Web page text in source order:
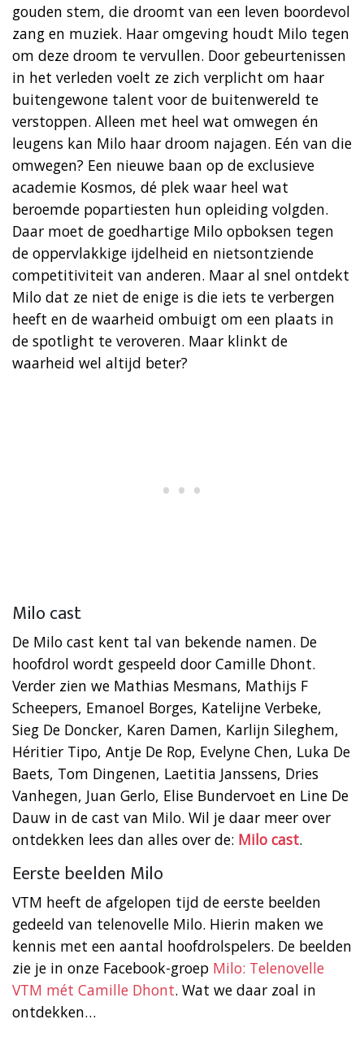
gouden stem, die droomt van een leven boordevol
zang en muziek. Haar omgeving houdt Milo tegen
om deze droom te vervullen. Door gebeurtenissen
in het verleden voelt ze zich verplicht om haar
buitengewone talent voor de buitenwereld te
verstoppen. Alleen met heel wat omwegen én
leugens kan Milo haar droom najagen. Eén van die
omwegen? Een nieuwe baan op de exclusieve
academie Kosmos, dé plek waar heel wat
beroemde popartiesten hun opleiding volgden.
Daar moet de goedhartige Milo opboksen tegen
de oppervlakkige ijdelheid en nietsontziende
competitiviteit van anderen. Maar al snel ontdekt
Milo dat ze niet de enige is die iets te verbergen
heeft en de waarheid ombuigt om een plaats in
de spotlight te veroveren. Maar klinkt de
waarheid wel altijd beter?
Milo cast
De Milo cast kent tal van bekende namen. De
hoofdrol wordt gespeeld door Camille Dhont.
Verder zien we Mathias Mesmans, Mathijs F
Scheepers, Emanoel Borges, Katelijne Verbeke,
Sieg De Doncker, Karen Damen, Karlijn Sileghem,
Héritier Tipo, Antje De Rop, Evelyne Chen, Luka De
Baets, Tom Dingenen, Laetitia Janssens, Dries
Vanhegen, Juan Gerlo, Elise Bundervoet en Line De
Dauw in de cast van Milo. Wil je daar meer over
ontdekken lees dan alles over de: Milo cast.
Eerste beelden Milo
VTM heeft de afgelopen tijd de eerste beelden
gedeeld van telenovelle Milo. Hierin maken we
kennis met een aantal hoofdrolspelers. De beelden
zie je in onze Facebook-groep Milo: Telenovelle
VTM mét Camille Dhont. Wat we daar zoal in
ontdekken…